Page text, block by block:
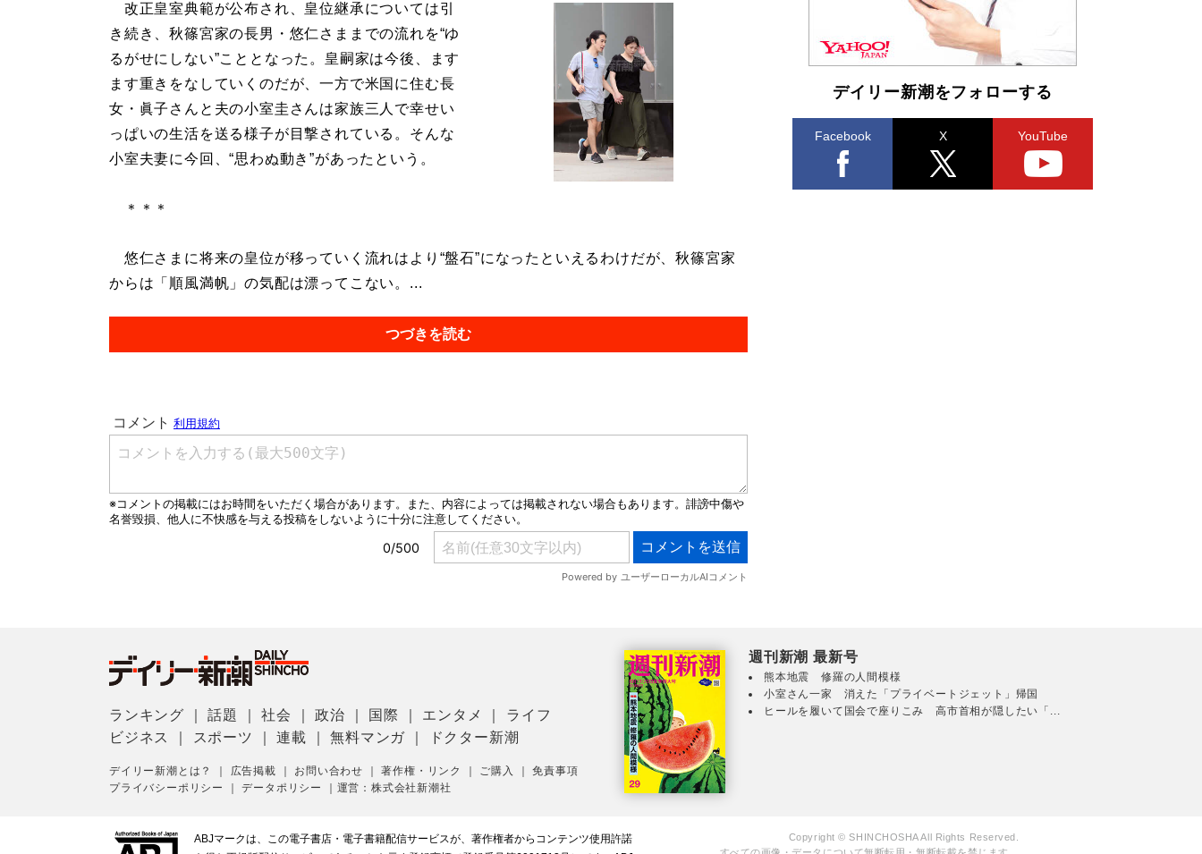
改正皇室典範が公布され、皇位継承については引
き続き、秋篠宮家の長男・悠仁さままでの流れを“ゆ
るがせにしない”こととなった。皇嗣家は今後、ます
ます重きをなしていくのだが、一方で米国に住む長
女・眞子さんと夫の小室圭さんは家族三人で幸せい
っぱいの生活を送る様子が目撃されている。そんな
小室夫妻に今回、“思わぬ動き”があったという。
＊＊＊
悠仁さまに将来の皇位が移っていく流れはより“盤石”になったといえるわけだが、秋篠宮家
からは「順風満帆」の気配は漂ってこない。...
つづきを読む
デイリー新潮をフォローする
Facebook X YouTube
ランキング ｜話題 ｜社会 ｜政治 国際 エンタメ
ライフ
ビジネス
スポーツ ｜連載 ｜無料マンガ ドクター新潮
デイリー新潮とは？ 広告掲載 お問い合わせ ｜著作権・リンク ご購入 ｜免責事項
プライバシーポリシー
｜データポリシー 運営：株式会社新潮社
週刊新潮 最新号
熊本地震 修羅の人間模様
小室さん一家 消えた「プライベートジェット」帰国
ヒールを履いて国会で座りこみ 高市首相が隠したい「...
ABJマークは、この電子書店・電子書籍配信サービスが、著作権者からコンテンツ使用許諾
Copyright © SHINCHOSHA All Rights Reserved.